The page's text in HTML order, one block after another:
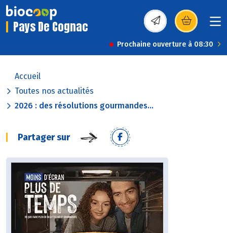
Pays De Cognac (s’ouvre dans une
Prochaine ouverture à 08:30
Accueil
Toutes nos actualités
2026 : des résolutions gourmandes...
Partager sur